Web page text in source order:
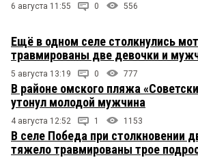
6 августа 11:55 0 556
Ещё в одном селе столкнулись
травмированы две девочки и
5 августа 13:19 0 777
В районе омского пляжа
утонул молодой мужчина
4 августа 12:52 1 1153
В селе Победа при столкновении
тяжело травмированы трое